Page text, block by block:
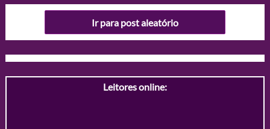
Ir para post aleatório
Leitores online: